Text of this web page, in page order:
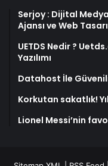
Serjoy : Dijital
Ajansı ve Web
UETDS Nedir ?
Yazılımı
Datahost İle
Korkutan sakatlık!
Lionel Messi’nin